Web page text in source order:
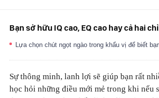
Bạn sở hữu IQ cao, EQ cao hay cả hai
Lựa chọn chút ngọt ngào trong khẩu vị để biết
Sự thông minh, lanh lợi sẽ giúp bạn rất
học hỏi những điều mới mẻ trong khi nếu